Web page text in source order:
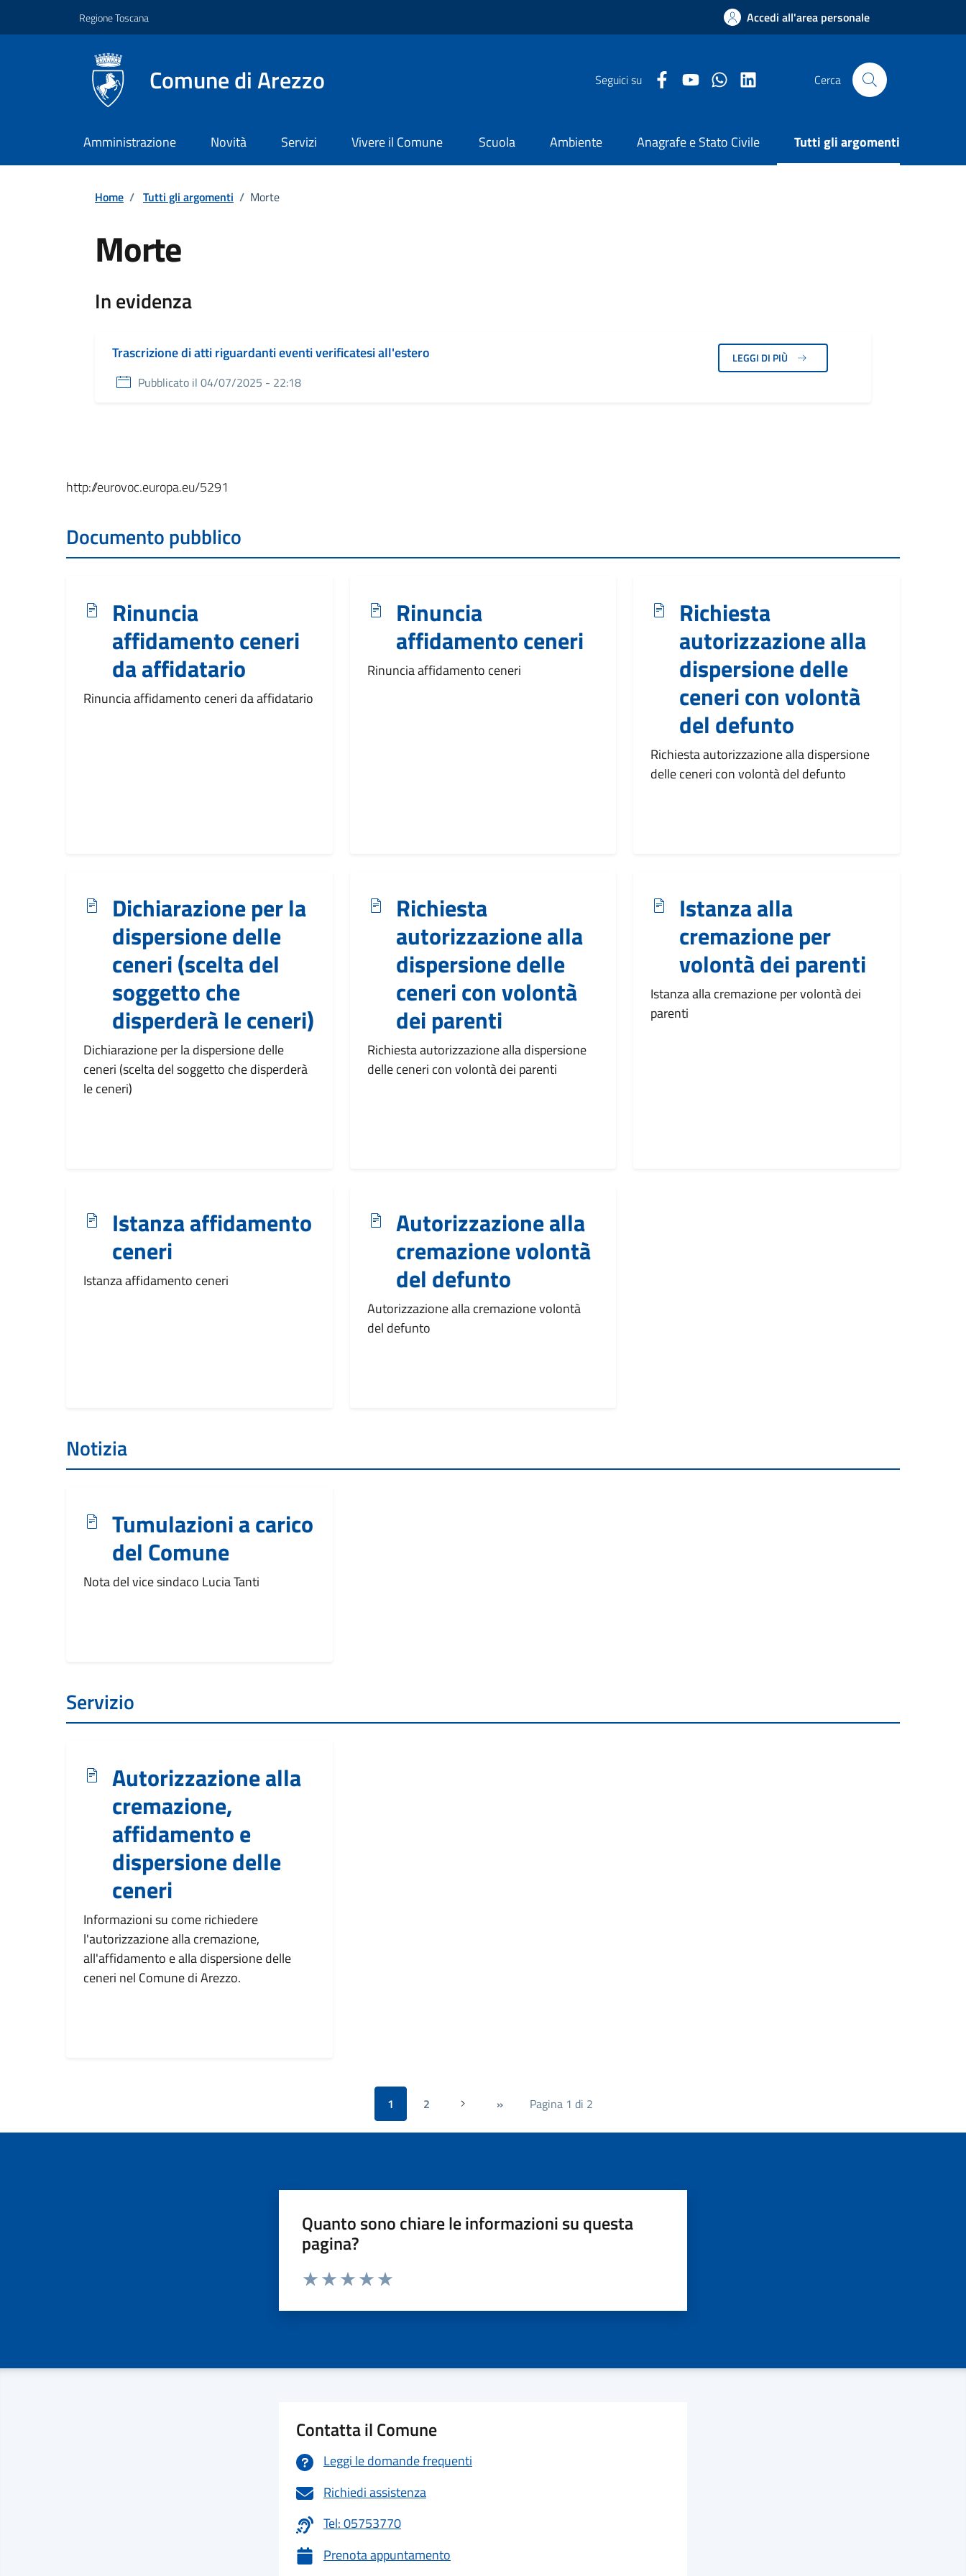
Regione Toscana Accedi all'area personale
Comune di Arezzo Seguici su Facebook Comune di Arezzo
Youtube Comune di Arezzo
Twitter Comune di Arezzo
LinkedIn Comune di Arezzo
Cerca
Amministrazione Novità Servizi Vivere il Comune Scuola Ambiente Anagrafe e Stato Civile Tutti gli argomenti
Home / Tutti gli argomenti / Morte
Morte
Dettagli
In evidenza
Trascrizione di atti riguardanti eventi verificatesi all'estero
Pubblicato il 04/07/2025 - 22:18
LEGGI DI PIÙ
Link a EuroVoc
http://eurovoc.europa.eu/5291
Documento pubblico
Rinuncia
affidamento ceneri
da affidatario
Rinuncia affidamento ceneri da affidatario
Rinuncia
affidamento ceneri
Rinuncia affidamento ceneri
Richiesta
autorizzazione alla
dispersione delle
ceneri con volontà
del defunto
Richiesta autorizzazione alla dispersione
delle ceneri con volontà del defunto
Dichiarazione per la
dispersione delle
ceneri (scelta del
soggetto che
disperderà le ceneri)
Dichiarazione per la dispersione delle
ceneri (scelta del soggetto che disperderà
le ceneri)
Richiesta
autorizzazione alla
dispersione delle
ceneri con volontà
dei parenti
Richiesta autorizzazione alla dispersione
delle ceneri con volontà dei parenti
Istanza alla
cremazione per
volontà dei parenti
Istanza alla cremazione per volontà dei
parenti
Istanza affidamento
ceneri
Istanza affidamento ceneri
Autorizzazione alla
cremazione volontà
del defunto
Autorizzazione alla cremazione volontà
del defunto
Notizia
Tumulazioni a carico
del Comune
Nota del vice sindaco Lucia Tanti
Servizio
Autorizzazione alla
cremazione,
affidamento e
dispersione delle
ceneri
Informazioni su come richiedere
l'autorizzazione alla cremazione,
all'affidamento e alla dispersione delle
ceneri nel Comune di Arezzo.
1 2 Successiva
» Pagina 1 di 2
Quanto sono chiare le informazioni su questa
pagina?
Valuta da 1 a 5 stelle la pagina
Contatta il Comune
Leggi le domande frequenti
Richiedi assistenza
Tel: 05753770
Prenota appuntamento